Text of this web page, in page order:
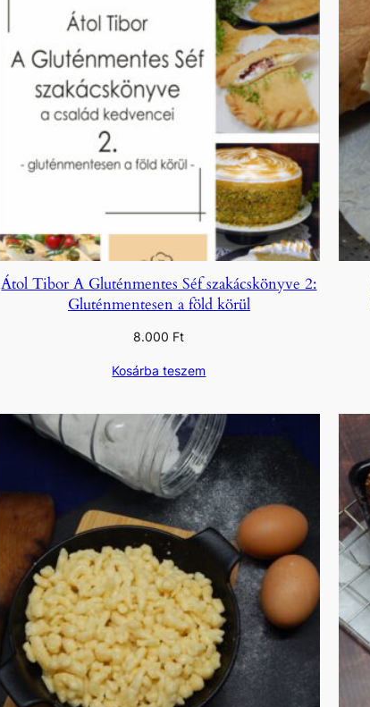
Átol Tibor A Gluténmentes Séf szakácskönyve 2:
Gluténmentesen a föld körül
8.000 Ft
Kosárba teszem